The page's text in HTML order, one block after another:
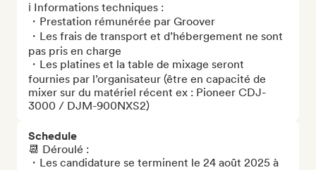
ℹ️ Informations techniques :
・Prestation rémunérée par Groover
・Les frais de transport et d’hébergement ne sont
pas pris en charge
・Les platines et la table de mixage seront
fournies par l’organisateur (être en capacité de
mixer sur du matériel récent ex : Pioneer CDJ-
3000 / DJM-900NXS2)
Schedule
📆 Déroulé :
・Les candidature se terminent le 24 août 2025 à